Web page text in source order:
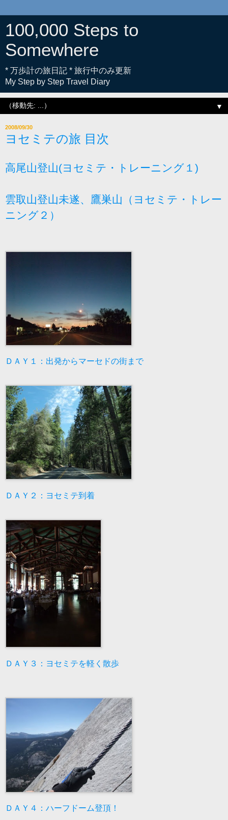
100,000 Steps to
Somewhere
* 万歩計の旅日記 * 旅行中のみ更新
My Step by Step Travel Diary
▼
2008/09/30
ヨセミテの旅 目次
高尾山登山(ヨセミテ・トレーニング１)
雲取山登山未遂、鷹巣山（ヨセミテ・トレー
ニング２）
ＤＡＹ１：出発からマーセドの街まで
ＤＡＹ２：ヨセミテ到着
ＤＡＹ３：ヨセミテを軽く散歩
ＤＡＹ４：ハーフドーム登頂！